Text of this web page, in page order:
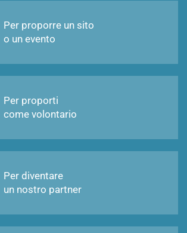
Per proporre un sito
o un evento
Per proporti
come volontario
Per diventare
un nostro partner